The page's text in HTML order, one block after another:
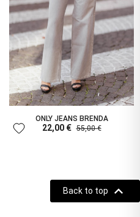
ONLY JEANS BRENDA
22,00 € 55,00 €
favorite
Back to top 